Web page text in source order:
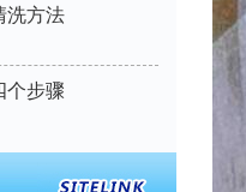
洗方法
个步骤